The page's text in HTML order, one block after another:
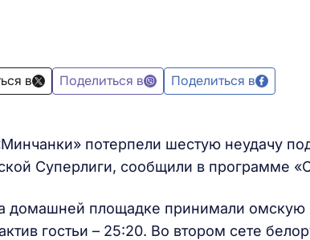
в Поделиться в Поделиться в
потерпели шестую неудачу
Суперлиги, сообщили в программе
домашней площадке принимали омскую
гостьи – 25:20. Во втором сете